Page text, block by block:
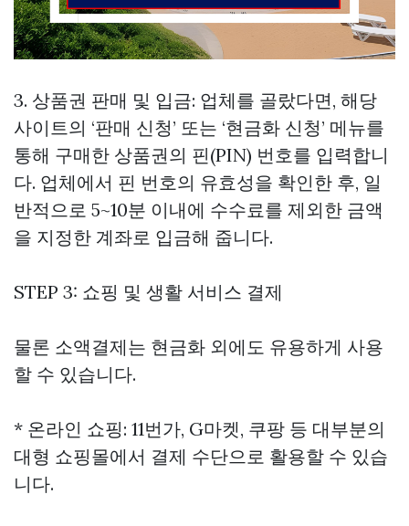
3. 상품권 판매 및 입금: 업체를 골랐다면, 해당
사이트의 ‘판매 신청’ 또는 ‘현금화 신청’ 메뉴를
통해 구매한 상품권의 핀(PIN) 번호를 입력합니
다. 업체에서 핀 번호의 유효성을 확인한 후, 일
반적으로 5~10분 이내에 수수료를 제외한 금액
을 지정한 계좌로 입금해 줍니다.
STEP 3: 쇼핑 및 생활 서비스 결제
물론 소액결제는 현금화 외에도 유용하게 사용
할 수 있습니다.
* 온라인 쇼핑: 11번가, G마켓, 쿠팡 등 대부분의
대형 쇼핑몰에서 결제 수단으로 활용할 수 있습
니다.